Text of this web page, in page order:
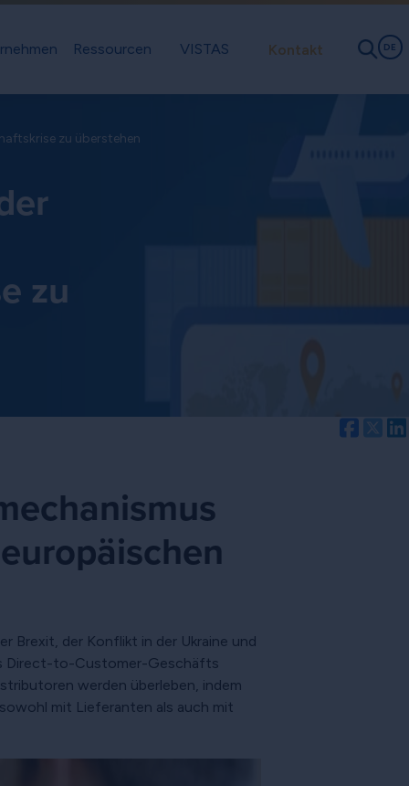
DE
Ressourcen VISTAS Kontakt
zu überstehen
zu
Brexit, der Konflikt in der Ukraine und
Direct-to-Customer-Geschäfts
werden überleben, indem
mit Lieferanten als auch mit